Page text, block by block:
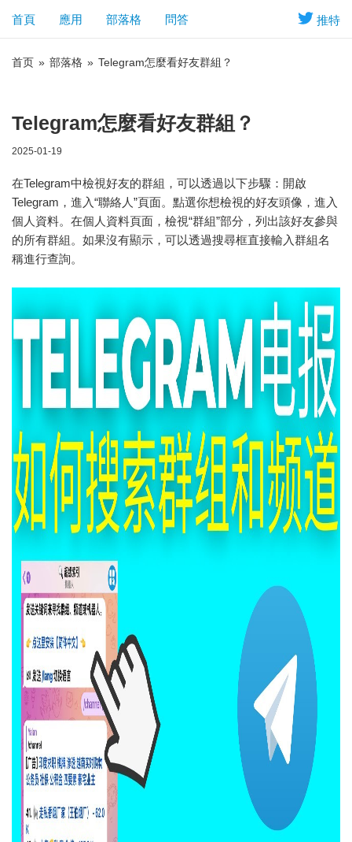
推特
首頁 應用 部落格 問答
首页 » 部落格 » Telegram怎麼看好友群組？
Telegram怎麼看好友群組？
2025-01-19
在Telegram中檢視好友的群組，可以透過以下步驟：開啟
Telegram，進入“聯絡人”頁面。點選你想檢視的好友頭像，進入
個人資料。在個人資料頁面，檢視“群組”部分，列出該好友參與
的所有群組。如果沒有顯示，可以透過搜尋框直接輸入群組名
稱進行查詢。